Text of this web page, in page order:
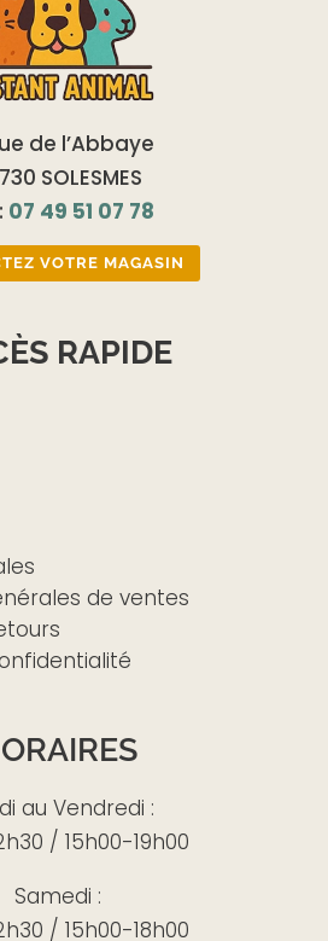
de l’Abbaye
SOLESMES
07 49 51 07 78
VOTRE MAGASIN
RAPIDE
de ventes
au Vendredi :
/ 15h00-19h00
Samedi :
/ 15h00-18h00